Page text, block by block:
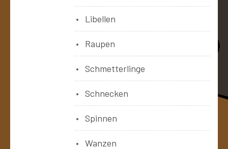
Libellen
Raupen
Schmetterlinge
Schnecken
Spinnen
Wanzen